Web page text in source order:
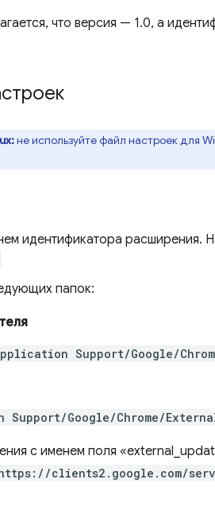
что версия — 1.0, а
не используйте файл настроек для
идентификатора расширения.
папок:
Application Support/Google/
Google/Chrome/
с именем поля
clients2.google.com/